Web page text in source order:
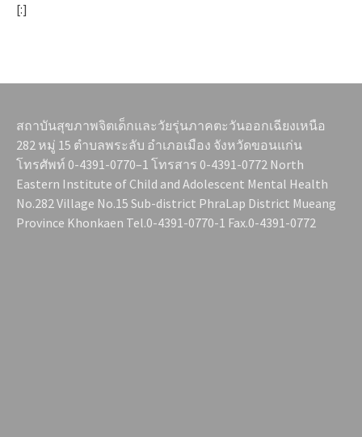
[:]
สถาบันสุขภาพจิตเด็กและวัยรุ่นภาคตะวันออกเฉียงเหนือ
282 หมู่ 15 ตำบลพระลับ อำเภอเมือง จังหวัดขอนแก่น
โทรศัพท์ 0-4391-0770–1 โทรสาร 0-4391-0772 North
Eastern Institute of Child and Adolescent Mental Health
No.282 Village No.15 Sub-district PhraLap District Mueang
Province Khonkaen Tel.0-4391-0770-1 Fax.0-4391-0772